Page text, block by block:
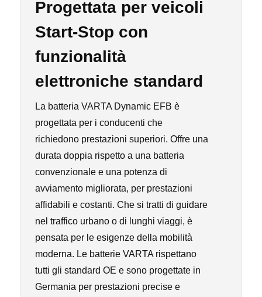
Progettata per veicoli
Start-Stop con
funzionalità
elettroniche standard
La batteria VARTA Dynamic EFB è
progettata per i conducenti che
richiedono prestazioni superiori. Offre una
durata doppia rispetto a una batteria
convenzionale e una potenza di
avviamento migliorata, per prestazioni
affidabili e costanti. Che si tratti di guidare
nel traffico urbano o di lunghi viaggi, è
pensata per le esigenze della mobilità
moderna. Le batterie VARTA rispettano
tutti gli standard OE e sono progettate in
Germania per prestazioni precise e